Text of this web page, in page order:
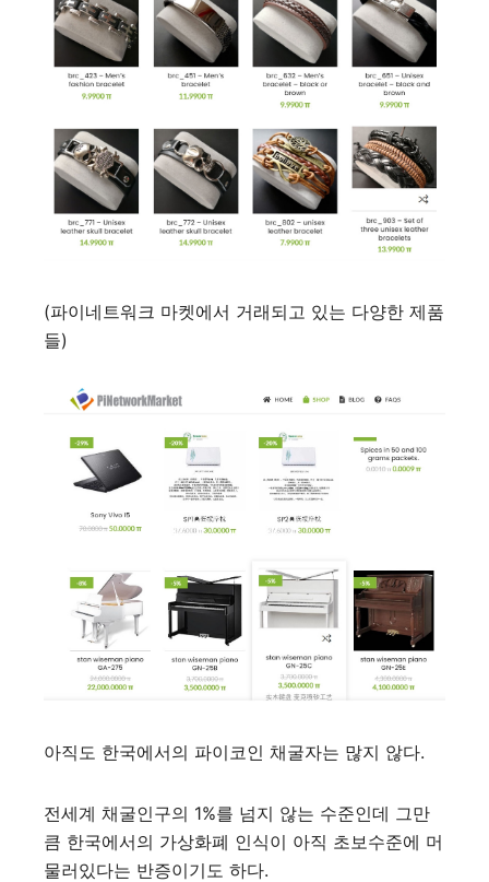
(파이네트워크 마켓에서 거래되고 있는 다양한 제품
들)
아직도 한국에서의 파이코인 채굴자는 많지 않다.
전세계 채굴인구의 1%를 넘지 않는 수준인데 그만
큼 한국에서의 가상화폐 인식이 아직 초보수준에 머
물러있다는 반증이기도 하다.